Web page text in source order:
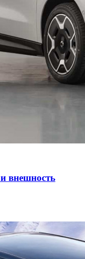
внешность